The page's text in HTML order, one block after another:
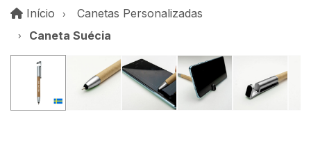
Início InícioCanetas Personalizadas
Caneta Suécia